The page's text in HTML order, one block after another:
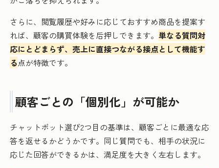
さらに、閲覧履歴や好みに応じておすすめ商品を提案す
れば、顧客の購買体験を后押しできます。 単なる質問対
応にとどまらず、売上に直接つながる接点として機能す
る点が特徴です。
顧客ごとの「個別化」が可能か
チャットボット選び2つ目の基準は、顧客ごとに最適な応
答を返せるかどうかです。同じ質問でも、相手の状況に
応じた回答ができるかは、満足度を大きく左右します。